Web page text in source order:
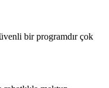
bir programdır çok